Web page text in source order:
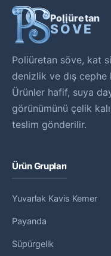
Poliüretan
SÖVE
Poliüretan söve, kat
denizlik ve dış
Ürünler hafif, suya
görünümünü çelik
teslim gönderilir.
Ürün Grupları
Yuvarlak Kavis Kemer
Payanda
Süpürgelik